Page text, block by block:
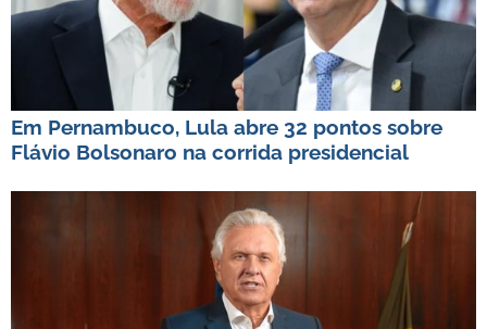
Em Pernambuco, Lula abre 32 pontos sobre
Flávio Bolsonaro na corrida presidencial